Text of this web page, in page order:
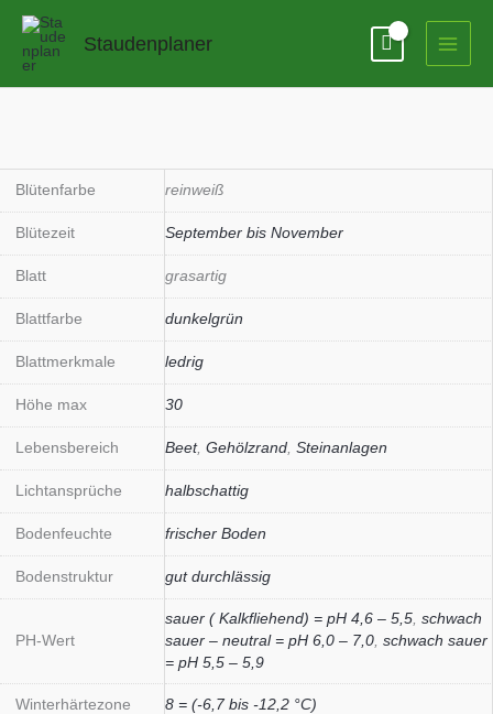
Zum
springen
Staudenplaner
Blütenfarbe reinweiß
Blütezeit September bis November
Blatt grasartig
Blattfarbe dunkelgrün
Blattmerkmale ledrig
Höhe max 30
Lebensbereich Beet, Gehölzrand Steinanlagen
Lichtansprüche halbschattig
Bodenfeuchte frischer Boden
Bodenstruktur gut durchlässig
PH-Wert
sauer ( Kalkfliehend) = pH 4,6 – 5,5 schwach
sauer – neutral = pH 6,0 – 7,0 schwach sauer
= pH 5,5 – 5,9
Winterhärtezone 8 = (-6,7 bis -12,2 °C)